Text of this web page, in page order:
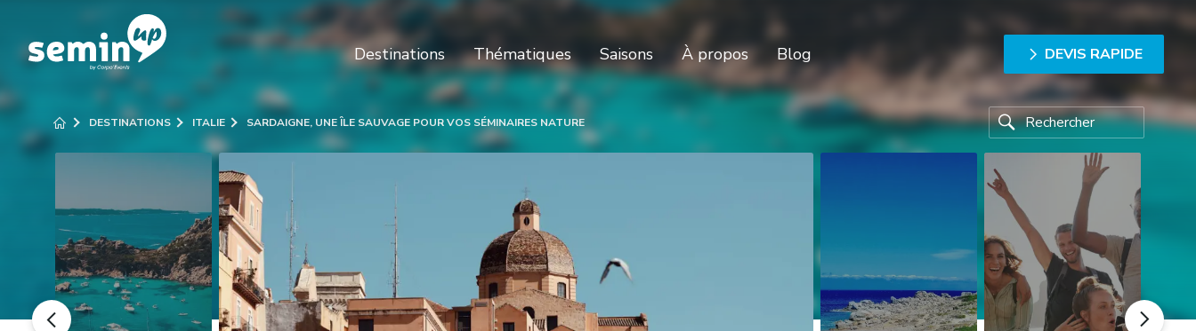
Destinations Thématiques Saisons À propos Blog DEVIS RAPIDE
DESTINATIONS ITALIE SARDAIGNE, UNE ÎLE SAUVAGE POUR VOS SÉMINAIRES NATURE